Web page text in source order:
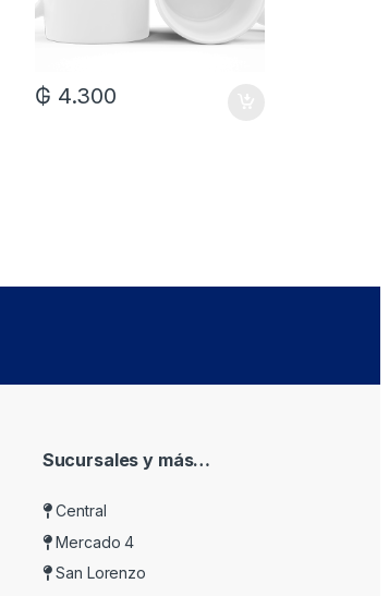
₲ 4.300
Sucursales y más…
Central
Mercado 4
San Lorenzo